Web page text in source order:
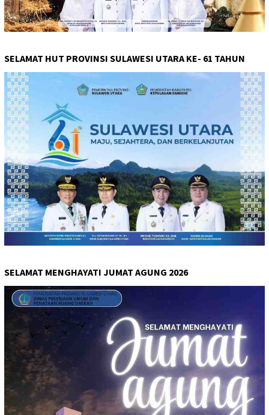
SELAMAT HUT PROVINSI SULAWESI UTARA KE- 61 TAHUN
SELAMAT MENGHAYATI JUMAT AGUNG 2026